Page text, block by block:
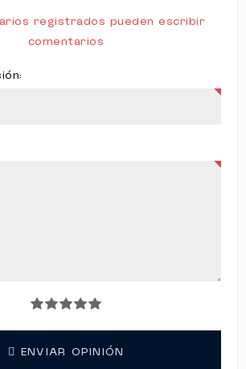
registrados pueden escribir
comentarios
ENVIAR OPINIÓN